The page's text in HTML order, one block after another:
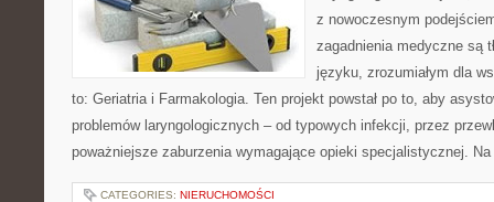
z nowoczesnym
zagadnienia medyczne są
języku, zrozumiałym dla
to: Geriatria i Farmakologia. Ten projekt powstał po to, aby
problemów laryngologicznych – od typowych infekcji, przez
poważniejsze zaburzenia wymagające opieki specjalistycznej.
CATEGORIES: NIERUCHOMOŚCI